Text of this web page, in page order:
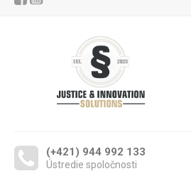
(+421) 944 992 133
Ústredie spoločnosti